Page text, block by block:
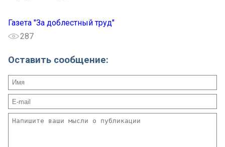
Газета "За доблестный труд"
287
Оставить сообщение: